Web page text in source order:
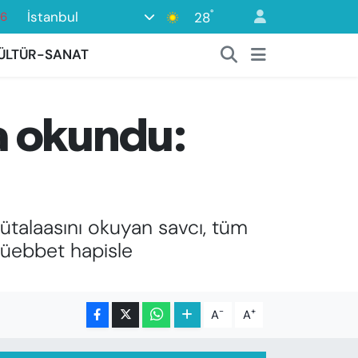
İstanbul 28°
SANAT
okundu:
okuyan savcı, tüm
hapisle
A- A+